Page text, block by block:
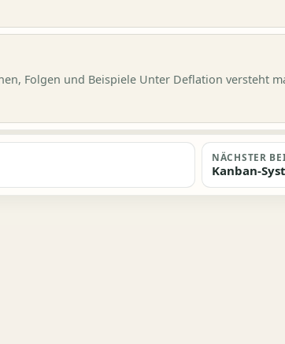
Folgen und Beispiele Unter Deflation versteht
NÄCHSTER
Kanban-